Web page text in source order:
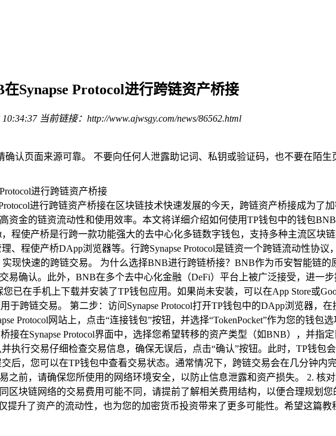
Synapse Protocol进行跨链资产桥接
当前链接：http://www.ajwsgy.com/news/86562.html
认页面来源可靠。 不要向任何人泄露助记词、私钥或验证码，也不要在陌生
进行跨链资产桥接在区块链技术快速发展的今天，跨链资产桥接成为
资金的链资流动性和使用效率。本文将详细介绍如何使用TP钱包中的钱包
，程使产桥是行跨一款功能强大的去中心化多链数字钱包，支持多种主流区
、程使产桥DApp浏览器等。行跨Synapse Protocol是链资一个跨链流动性协
现快速的跨链交易。 为什么选择BNB进行跨链桥接？BNB作为币安智能链
易确认。此外，BNB在多个去中心化金融（DeFi）平台上被广泛接受，进一步
已在手机上下载并安装了TP钱包应用。如果尚未安装，可以在App Store或
跨链交易。 第二步：访问Synapse Protocol打开TP钱包中的DApp浏览器，在
Protocol网站上，点击“连接钱包”按钮，并选择“TokenPocket”作为您的钱
接在Synapse Protocol界面中，选择您希望转移的资产类型（如BNB），并
执行交易仔细检查交易信息，确保无误后，点击“确认”按钮。此时，TP钱
后，您可以在TP钱包中查看交易状态。通常情况下，跨链交易会在几分钟
之前，请确保您所使用的网络环境安全，以防止信息泄露和资产损失。 2. 核
区块链网络的交易费用可能不同，请提前了解相关费用结构，以便合理规划
提升了资产的流动性，也为您的加密货币投资带来了更多可能性。希望这篇教